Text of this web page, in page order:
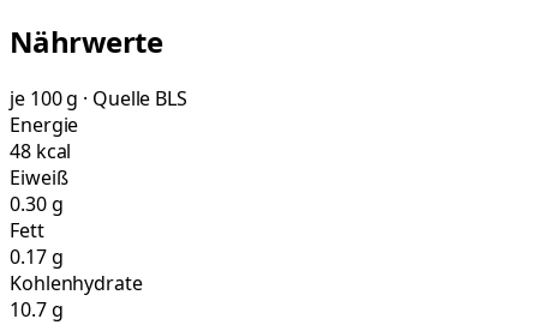
Nährwerte
je 100 g · Quelle BLS
Energie
48 kcal
Eiweiß
0.30 g
Fett
0.17 g
Kohlenhydrate
10.7 g